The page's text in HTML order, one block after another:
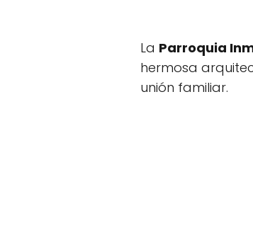
La Parroquia
hermosa
unión familiar.